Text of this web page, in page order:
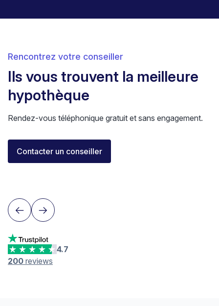
Rencontrez votre conseiller
Ils vous trouvent la meilleure
hypothèque
Rendez-vous téléphonique gratuit et sans engagement.
Contacter un conseiller
Florent Buser
Area Sales Director Romandie
4.7
200 reviews